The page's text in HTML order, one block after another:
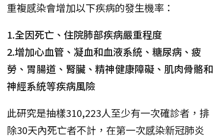
重複感染會增加以下疾病的發生機率：
1.全因死亡、住院肺部疾病嚴重程度
2.增加心血管、凝血和血液系統、糖尿病、疲
勞、胃腸道、腎臟、精神健康障礙、肌肉骨骼和
神經系統等疾病風險
此研究是抽樣310,223人至少有一次確診者，排
除30天內死亡者不計，在第一次感染新冠肺炎